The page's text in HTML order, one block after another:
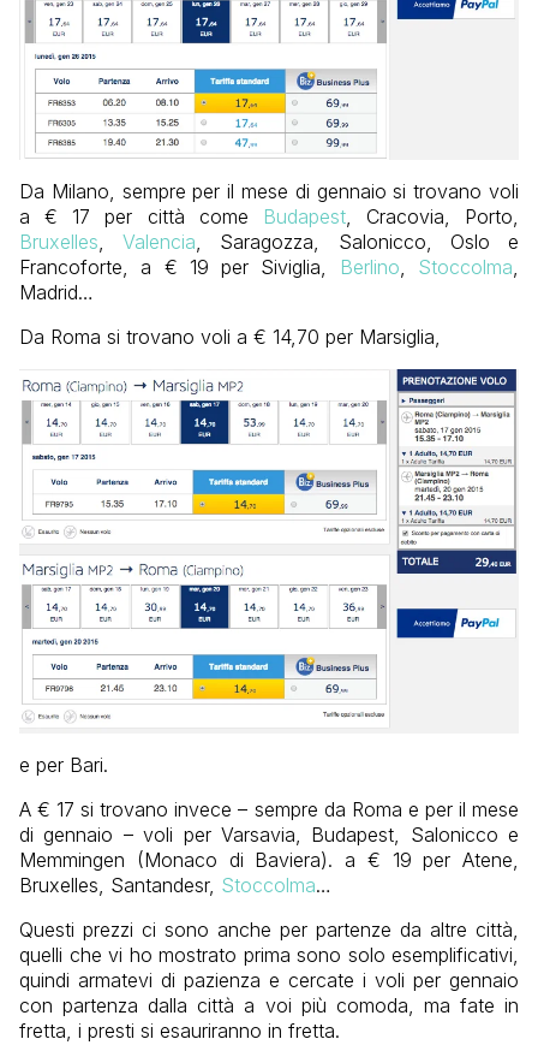
Da Milano, sempre per il mese di gennaio si trovano voli
a € 17 per città come
Budapest, Cracovia, Porto,
Bruxelles,Valencia, Saragozza, Salonicco, Oslo e
Francoforte, a € 19 per Siviglia,
Berlino, Stoccolma,
Madrid…
Da Roma si trovano voli a € 14,70 per Marsiglia,
e per Bari.
A € 17 si trovano invece – sempre da Roma e per il mese
di gennaio – voli per Varsavia, Budapest, Salonicco e
Memmingen (Monaco di Baviera). a € 19 per Atene,
Bruxelles, Santandesr, Stoccolma…
Questi prezzi ci sono anche per partenze da altre città,
quelli che vi ho mostrato prima sono solo esemplificativi,
quindi armatevi di pazienza e cercate i voli per gennaio
con partenza dalla città a voi più comoda, ma fate in
fretta, i presti si esauriranno in fretta.